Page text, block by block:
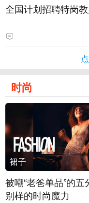
全国计划招聘特岗
时尚
裙子
被嘲“老爸单品”的
别样的时尚魔力